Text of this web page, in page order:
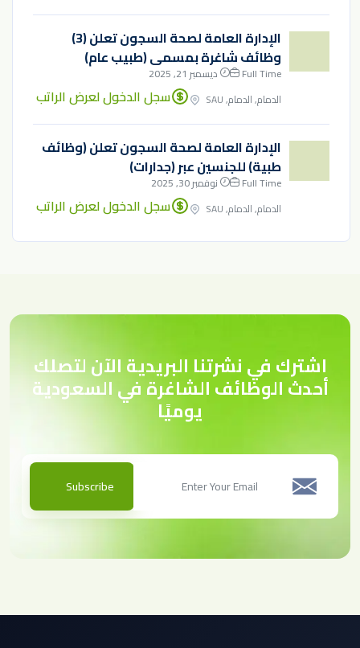
الإدارة العامة لصحة السجون تعلن (3)
وظائف شاغرة بمسمى (طبيب عام)
Full Time
ديسمبر 21, 2025
الدمام, الدمام, SAU
سجل الدخول لعرض الراتب
الإدارة العامة لصحة السجون تعلن (وظائف
طبية) للجنسين عبر (جدارات)
Full Time
نوفمبر 30, 2025
الدمام, الدمام, SAU
سجل الدخول لعرض الراتب
اشترك في نشرتنا البريدية الآن لتصلك
أحدث الوظائف الشاغرة في السعودية
يوميًا
Subscribe